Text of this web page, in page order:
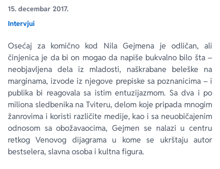
15. decembar 2017.
Intervjui
Osećaj za komično kod Nila Gejmena je odličan, ali
činjenica je da bi on mogao da napiše bukvalno bilo šta –
neobjavljena dela iz mladosti, naškrabane beleške na
marginama, izvode iz njegove prepiske sa poznanicima – i
publika bi reagovala sa istim entuzijazmom. Sa dva i po
miliona sledbenika na Tviteru, delom koje pripada mnogim
žanrovima i koristi različite medije, kao i sa neuobičajenim
odnosom sa obožavaocima, Gejmen se nalazi u centru
retkog Venovog dijagrama u kome se ukrštaju autor
bestselera, slavna osoba i kultna figura.
Ekranizovane knjige
Za poklon
E-knjige
Autori
Poezija
Lični razvoj i popularna psihologija
Biografija
Bojan Ljubenović
Dejan Tiago-Stanković
Milica Jakovljević Mir-Jam
Peter Handke
Harlan Koben
Elif Šafak